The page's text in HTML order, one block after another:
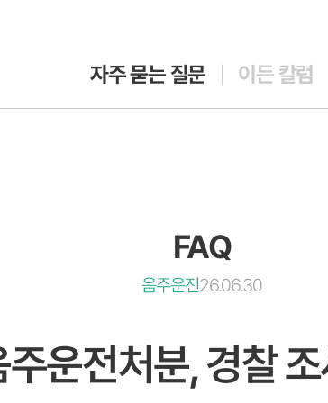
자주 묻는 질문 이든 칼럼
FAQ
음주운전26.06.30
운전처분, 경찰